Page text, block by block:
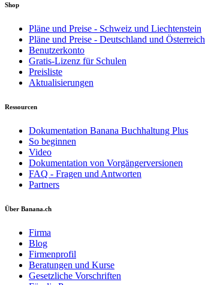
Shop
Pläne und Preise - Schweiz und Liechtenstein
Pläne und Preise - Deutschland und Österreich
Benutzerkonto
Gratis-Lizenz für Schulen
Preisliste
Aktualisierungen
Ressourcen
Dokumentation Banana Buchhaltung Plus
So beginnen
Video
Dokumentation von Vorgängerversionen
FAQ - Fragen und Antworten
Partners
Über Banana.ch
Firma
Blog
Firmenprofil
Beratungen und Kurse
Gesetzliche Vorschriften